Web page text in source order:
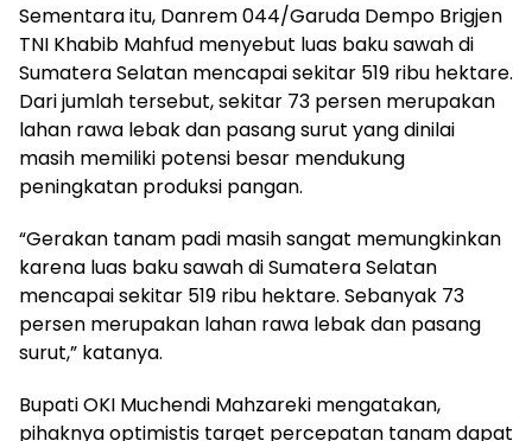
Sementara itu, Danrem 044/Garuda Dempo Brigjen
TNI Khabib Mahfud menyebut luas baku sawah di
Sumatera Selatan mencapai sekitar 519 ribu hektare.
Dari jumlah tersebut, sekitar 73 persen merupakan
lahan rawa lebak dan pasang surut yang dinilai
masih memiliki potensi besar mendukung
peningkatan produksi pangan.
“Gerakan tanam padi masih sangat memungkinkan
karena luas baku sawah di Sumatera Selatan
mencapai sekitar 519 ribu hektare. Sebanyak 73
persen merupakan lahan rawa lebak dan pasang
surut,” katanya.
Bupati OKI Muchendi Mahzareki mengatakan,
pihaknya optimistis target percepatan tanam dapat